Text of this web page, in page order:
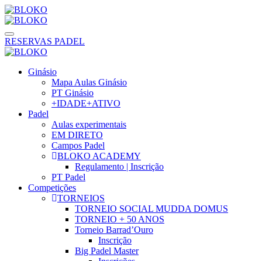
RESERVAS PADEL
Ginásio
Mapa Aulas Ginásio
PT Ginásio
+IDADE+ATIVO
Padel
Aulas experimentais
EM DIRETO
Campos Padel
BLOKO ACADEMY
Regulamento | Inscrição
PT Padel
Competições
TORNEIOS
TORNEIO SOCIAL MUDDA DOMUS
TORNEIO + 50 ANOS
Torneio Barrad’Ouro
Inscrição
Big Padel Master